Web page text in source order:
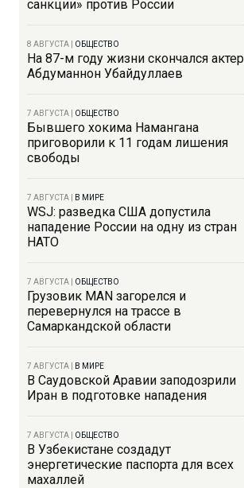
санкции» против России
8 АВГУСТА ОБЩЕСТВО
На 87-м году жизни скончался актер
Абдуманнон Убайдуллаев
7 АВГУСТА ОБЩЕСТВО
Бывшего хокима Намангана
приговорили к 11 годам лишения
свободы
7 АВГУСТА В МИРЕ
WSJ: разведка США допустила
нападение России на одну из стран
НАТО
7 АВГУСТА ОБЩЕСТВО
Грузовик MAN загорелся и
перевернулся на трассе в
Самаркандской области
7 АВГУСТА В МИРЕ
В Саудовской Аравии заподозрили
Иран в подготовке нападения
7 АВГУСТА ОБЩЕСТВО
В Узбекистане создадут
энергетические паспорта для всех
махаллей